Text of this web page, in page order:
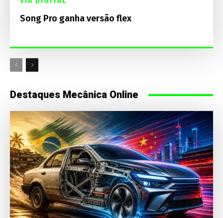
Song Pro ganha versão flex
Destaques Mecânica Online